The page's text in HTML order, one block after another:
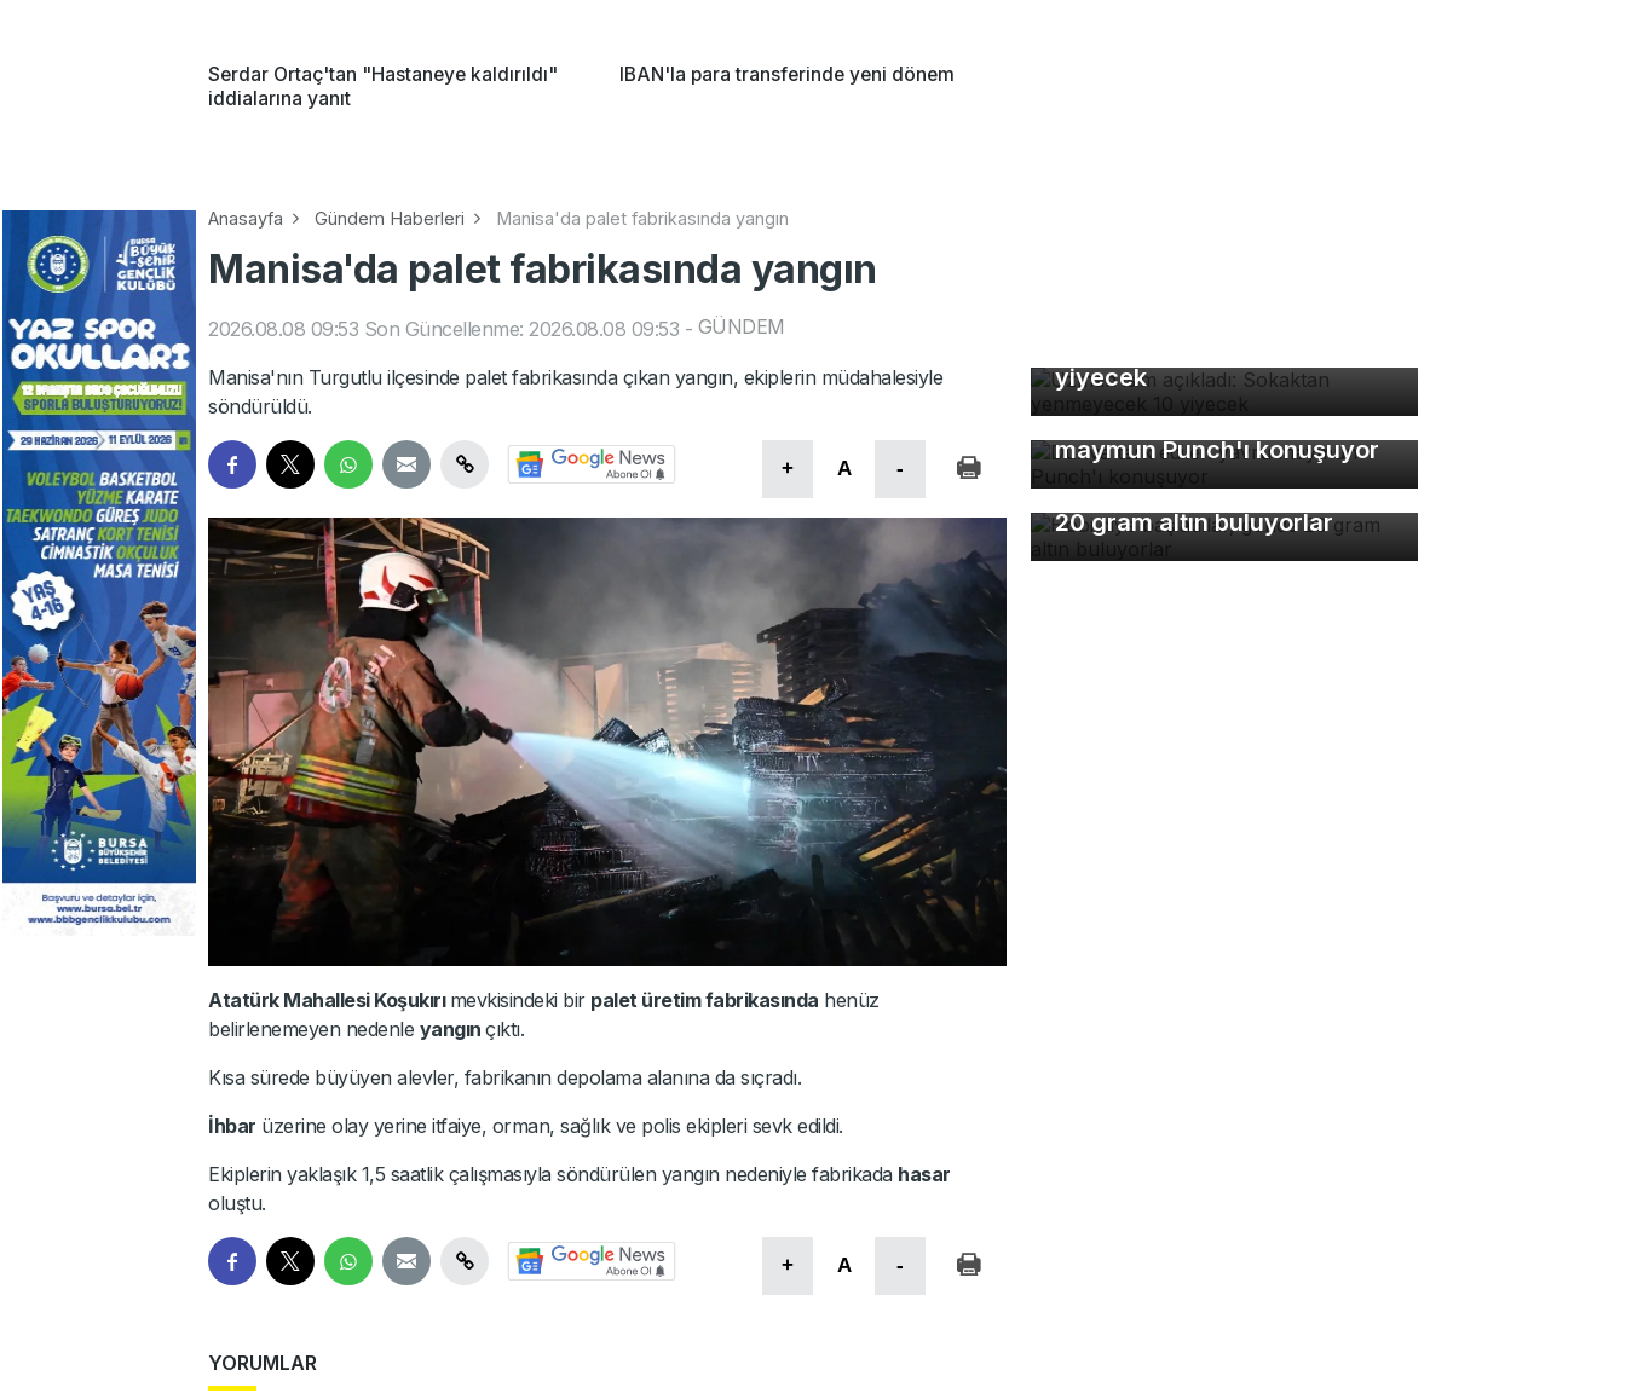
Serdar Ortaç'tan "Hastaneye kaldırıldı"
iddialarına yanıt
IBAN'la para transferinde yeni dönem
Anasayfa Gündem Haberleri Manisa'da palet fabrikasında yangın
Manisa'da palet fabrikasında yangın
2026.08.08 09:53 Son Güncellenme: 2026.08.08 09:53 - GÜNDEM
Manisa'nın Turgutlu ilçesinde palet fabrikasında çıkan yangın, ekiplerin müdahalesiyle
söndürüldü.
+ A -
Atatürk Mahallesi Koşukırı mevkisindeki bir palet üretim fabrikasında henüz
belirlenemeyen nedenle yangın çıktı.
Kısa sürede büyüyen alevler, fabrikanın depolama alanına da sıçradı.
İhbar üzerine olay yerine itfaiye, orman, sağlık ve polis ekipleri sevk edildi.
Ekiplerin yaklaşık 1,5 saatlik çalışmasıyla söndürülen yangın nedeniyle fabrikada hasar
oluştu.
+ A -
YORUMLAR
yiyecek
Dünya terk edilen yavru
maymun Punch'ı konuşuyor
Hobi diye başladılar, günde
20 gram altın buluyorlar